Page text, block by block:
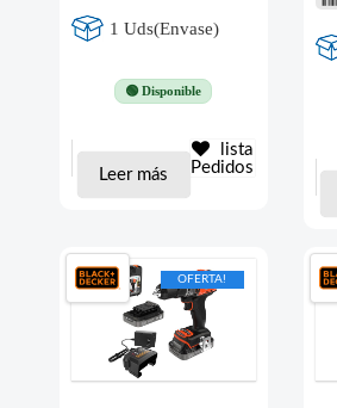
1 Uds(Envase)
🟢 Disponible
Leer más
lista
Pedidos
OFERTA!